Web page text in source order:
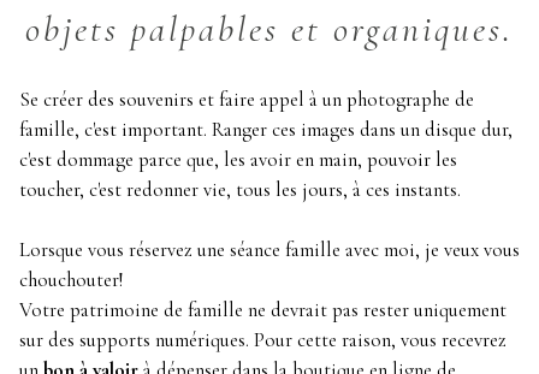
objets palpables et organiques.
Se créer des souvenirs et faire appel à un photographe de
famille, c'est important. Ranger ces images dans un disque dur,
c'est dommage parce que, les avoir en main, pouvoir les
toucher, c'est redonner vie, tous les jours, à ces instants.
Lorsque vous réservez une séance famille avec moi, je veux vous
chouchouter!
Votre patrimoine de famille ne devrait pas rester uniquement
sur des supports numériques. Pour cette raison, vous recevrez